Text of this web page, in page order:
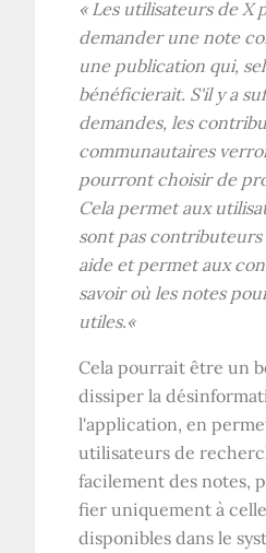
« Les utilisateurs de X
demander une note
une publication qui,
bénéficierait. S'il y a
demandes, les
communautaires
pourront choisir de
Cela permet aux
sont pas
aide et permet aux
savoir où les notes
utiles.«
Cela pourrait être un
dissiper la
l'application, en
utilisateurs de
facilement des notes,
fier uniquement à
disponibles dans le